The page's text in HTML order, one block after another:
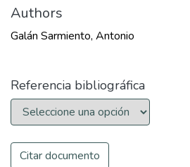
Authors
Galán Sarmiento, Antonio
Referencia bibliográfica
Citar documento